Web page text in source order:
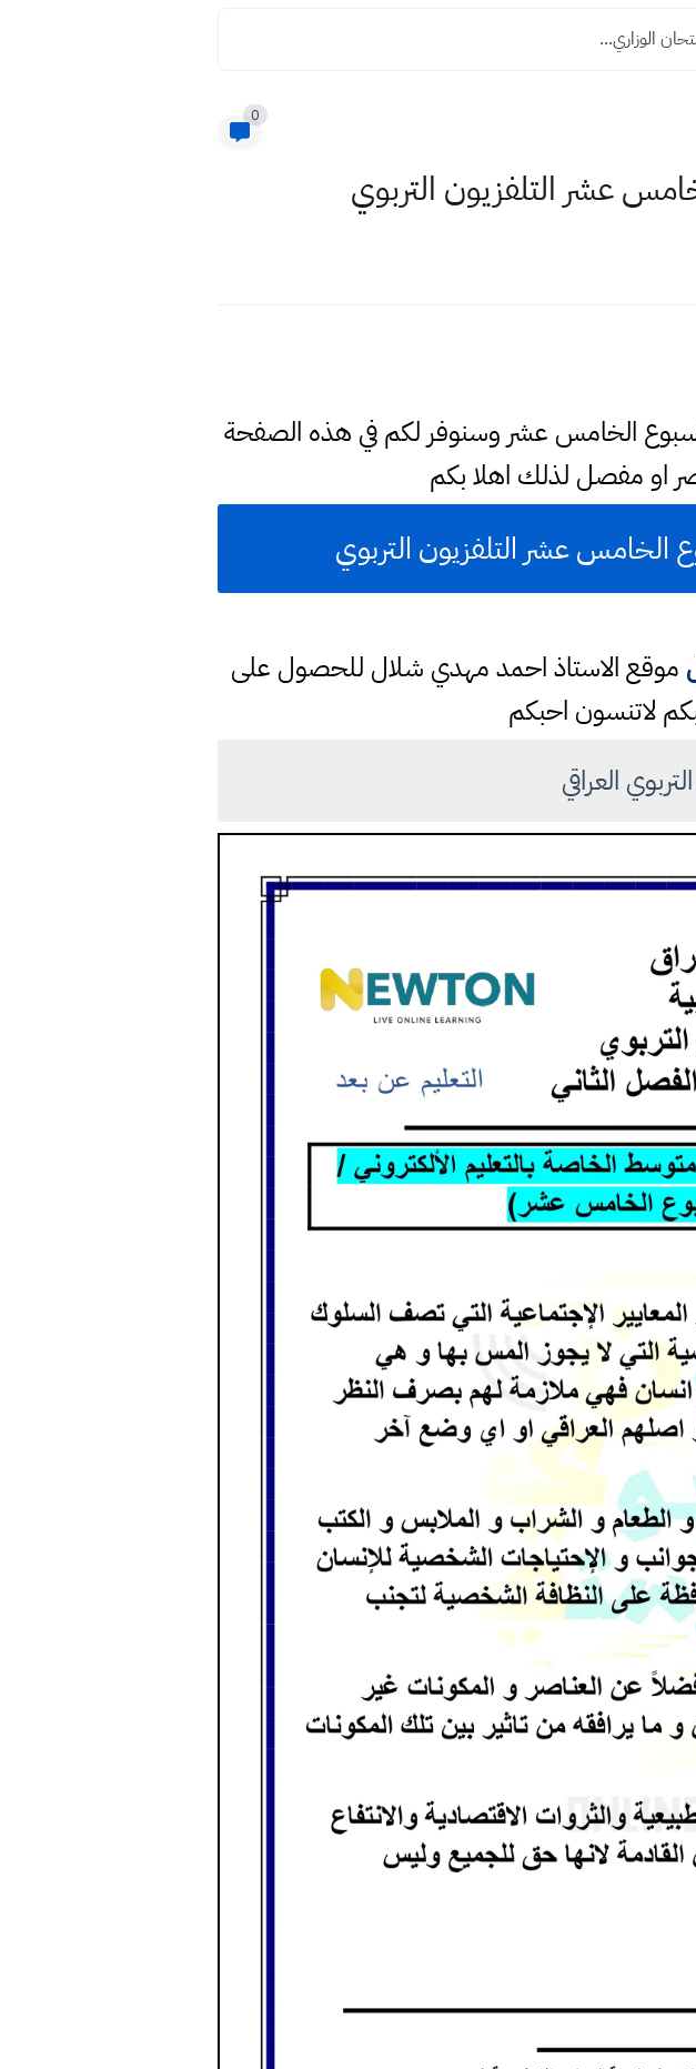
الوزاري...
0
عشر التلفزيون التربوي
الخامس عشر وسنوفر لكم في هذه الصفحة
او مفصل لذلك اهلا بكم
الخامس عشر التلفزيون التربوي
موقع الاستاذ احمد مهدي شلال للحصول على
لاتنسون احبكم
العراقي